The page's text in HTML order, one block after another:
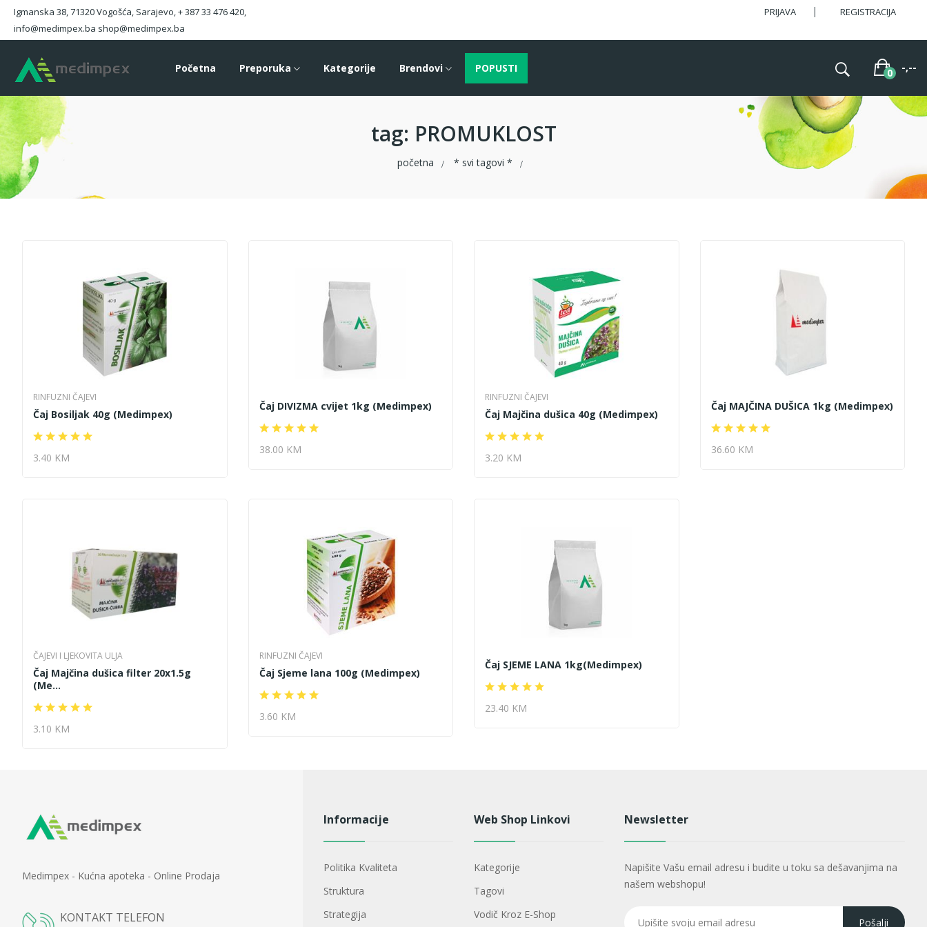
Igmanska 38, 71320 Vogošća, Sarajevo, + 387 33 476 420,
info@medimpex.ba shop@medimpex.ba
PRIJAVA REGISTRACIJA
Početna Preporuka Kategorije Brendovi POPUSTI -,--
tag: PROMUKLOST
početna * svi tagovi *
RINFUZNI ČAJEVI
Čaj Bosiljak 40g (Medimpex)
3.40 KM
Čaj DIVIZMA cvijet 1kg (Medimpex)
38.00 KM
RINFUZNI ČAJEVI
Čaj Majčina dušica 40g (Medimpex)
3.20 KM
Čaj MAJČINA DUŠICA 1kg (Medimpex)
36.60 KM
ČAJEVI I LJEKOVITA ULJA
Čaj Majčina dušica filter 20x1.5g
(Me...
3.10 KM
RINFUZNI ČAJEVI
Čaj Sjeme lana 100g (Medimpex)
3.60 KM
Čaj SJEME LANA 1kg(Medimpex)
23.40 KM
Medimpex - Kućna apoteka - Online Prodaja
KONTAKT TELEFON
Informacije
Politika Kvaliteta
Struktura
Strategija
Web Shop Linkovi
Kategorije
Tagovi
Vodič Kroz E-Shop
Newsletter
Napišite Vašu email adresu i budite u toku sa dešavanjima na
našem webshopu!